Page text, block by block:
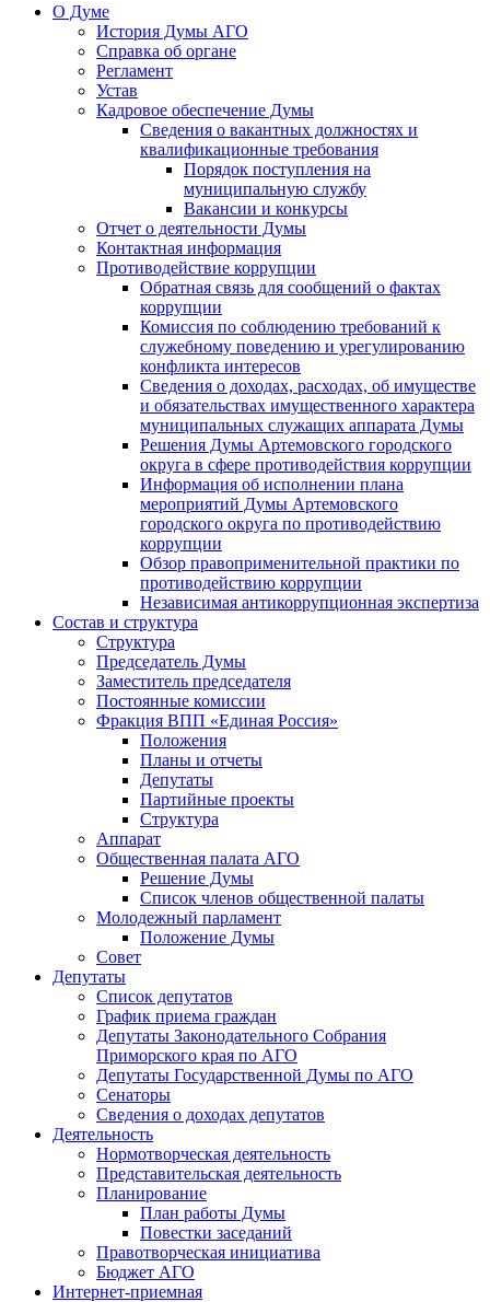
О Думе
История Думы АГО
Справка об органе
Регламент
Устав
Кадровое обеспечение Думы
Сведения о вакантных должностях и
квалификационные требования
Порядок поступления на
муниципальную службу
Вакансии и конкурсы
Отчет о деятельности Думы
Контактная информация
Противодействие коррупции
Обратная связь для сообщений о фактах
коррупции
Комиссия по соблюдению требований к
служебному поведению и урегулированию
конфликта интересов
Сведения о доходах, расходах, об имуществе
и обязательствах имущественного характера
муниципальных служащих аппарата Думы
Решения Думы Артемовского городского
округа в сфере противодействия коррупции
Информация об исполнении плана
мероприятий Думы Артемовского
городского округа по противодействию
коррупции
Обзор правоприменительной практики по
противодействию коррупции
Независимая антикоррупционная экспертиза
Состав и структура
Структура
Председатель Думы
Заместитель председателя
Постоянные комиссии
Фракция ВПП «Единая Россия»
Положения
Планы и отчеты
Депутаты
Партийные проекты
Структура
Аппарат
Общественная палата АГО
Решение Думы
Список членов общественной палаты
Молодежный парламент
Положение Думы
Совет
Депутаты
Список депутатов
График приема граждан
Депутаты Законодательного Собрания
Приморского края по АГО
Депутаты Государственной Думы по АГО
Сенаторы
Сведения о доходах депутатов
Деятельность
Нормотворческая деятельность
Представительская деятельность
Планирование
План работы Думы
Повестки заседаний
Правотворческая инициатива
Бюджет АГО
Интернет-приемная